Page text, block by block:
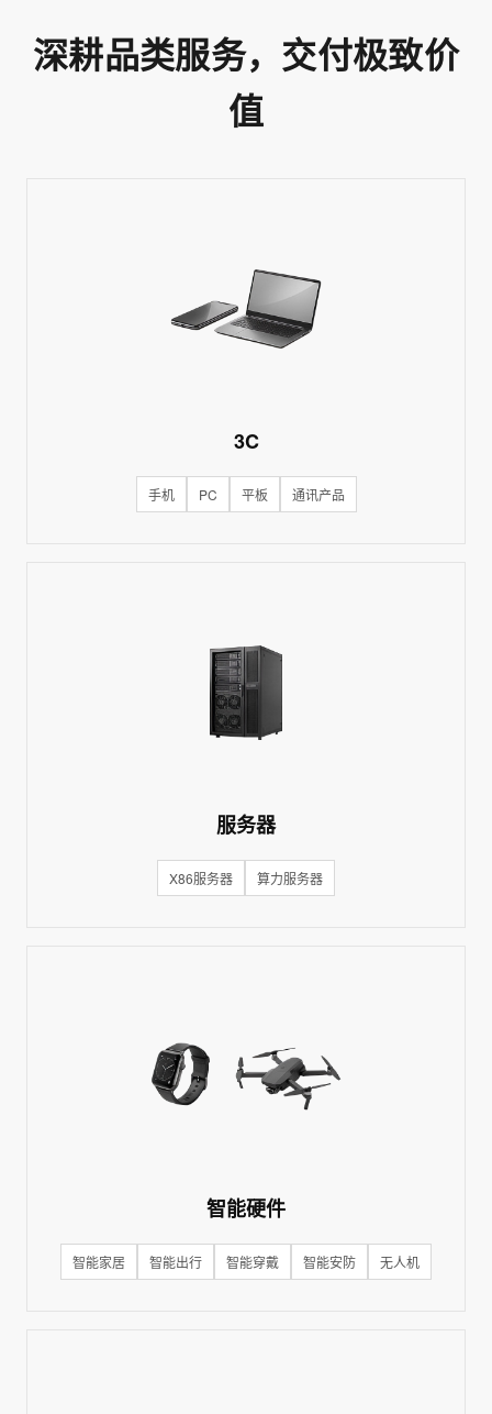
深耕品类服务，交付极致价
值
3C
手机 PC 平板 通讯产品
服务器
X86服务器 算力服务器
智能硬件
智能家居 智能出行 智能穿戴 智能安防 无人机